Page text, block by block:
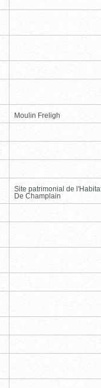
Moulin Freligh
Site patrimonial de
De Champlain